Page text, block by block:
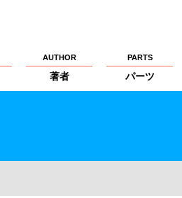
AUTHOR
著者
PARTS
パーツ